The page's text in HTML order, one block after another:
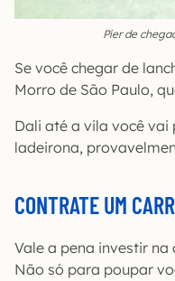
Píer de
Se você chegar de
Morro de São Paulo,
Dali até a vila você vai
ladeirona,
CONTRATE UM
Vale a pena investir
Não só para poupar